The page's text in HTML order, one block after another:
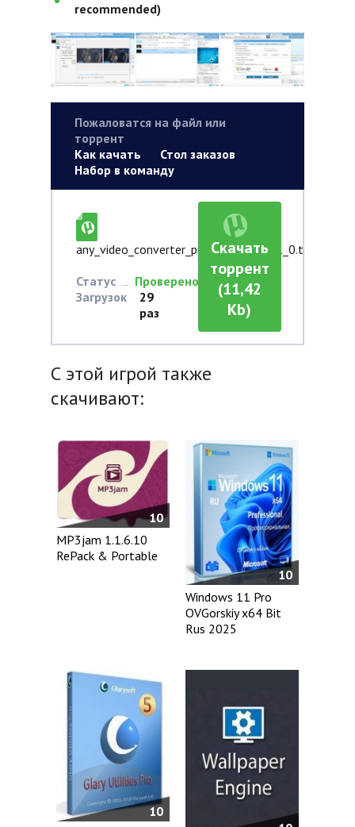
recommended)
Пожаловатся на файл или
торрент
Как качать
Стол заказов
Набор в команду
any_video_converter_professional_7_1_0.torrent
Статус
Проверено
Загрузок
29
раз
Скачать
торрент
(11,42
Kb)
С этой игрой также
скачивают:
10
MP3jam 1.1.6.10
RePack & Portable
10
Windows 11 Pro
OVGorskiy x64 Bit
Rus 2025
10